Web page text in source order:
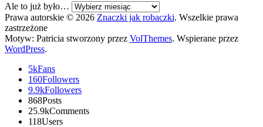
Ale to już było…
Prawa autorskie © 2026 Znaczki jak robaczki. Wszelkie prawa
zastrzeżone
Motyw: Patricia stworzony przez VolThemes. Wspierane przez
WordPress.
5kFans
160Followers
9.9kFollowers
868Posts
25.9kComments
118Users